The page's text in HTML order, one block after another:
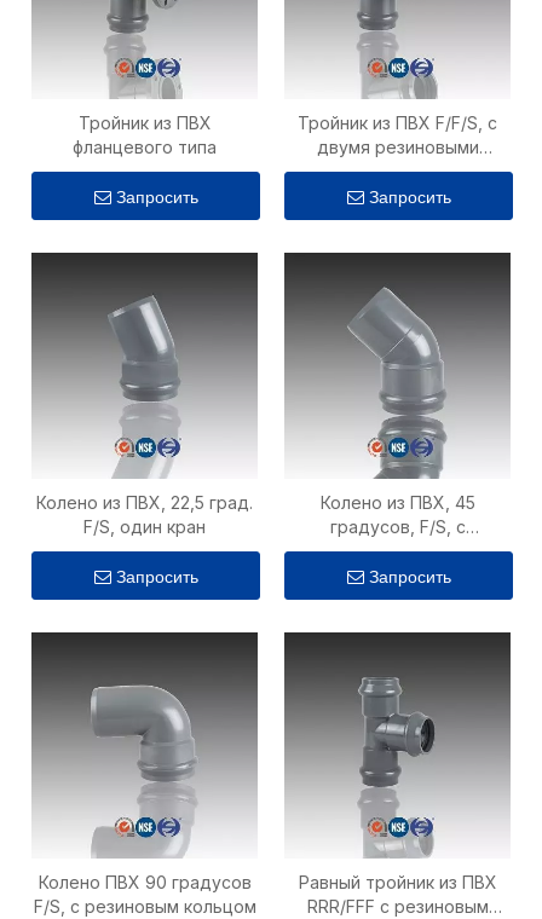
Тройник из ПВХ
фланцевого типа
Запросить
Тройник из ПВХ F/F/S, с
двумя резиновыми
кольцами и одним краном
Запросить
Колено из ПВХ, 22,5 град.
F/S, один кран
Запросить
Колено из ПВХ, 45
градусов, F/S, с
резиновым кольцом
Запросить
Колено ПВХ 90 градусов
F/S, с резиновым кольцом
Равный тройник из ПВХ
RRR/FFF с резиновым